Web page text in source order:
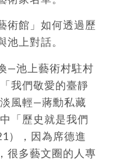
術館」如何透過歷
上對話。
—池上藝術村駐村
我們敬愛的臺靜
風輕—蔣勳私藏
「歷史就是我們
），因為席德進
很多藝文圈的人專